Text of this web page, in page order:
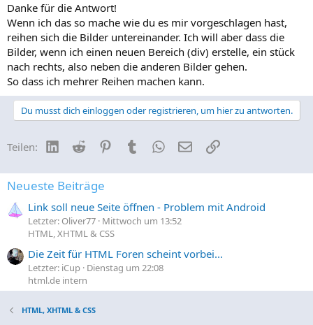
<div class= "flex" >
<img src=""><img src= " ">< img src=" ">
So und jetzt noch eben die flex-klasse:
Code:
.flex {
      display:flex; //macht eine Flexbox
      //flex-flow:column wäre untereinander
}
Danke für die Antwort!
Wenn ich das so mache wie du es mir vorgeschlagen hast,
reihen sich die Bilder untereinander. Ich will aber dass die
Bilder, wenn ich einen neuen Bereich (div) erstelle, ein stück
nach rechts, also neben die anderen Bilder gehen.
So dass ich mehrer Reihen machen kann.
Du musst dich einloggen oder registrieren, um hier zu antworten.
Teilen: LinkedIn
Reddit PinterestTumblrWhatsApp
E-MailLink
Neueste Beiträge
Link soll neue Seite öffnen - Problem mit Android
Letzter: Oliver77 Mittwoch um 13:52
HTML, XHTML & CSS
Die Zeit für HTML Foren scheint vorbei...
Letzter: iCup Dienstag um 22:08
html.de intern
HTML, XHTML & CSS